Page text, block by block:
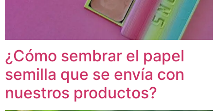
¿Cómo sembrar el papel
semilla que se envía con
nuestros productos?